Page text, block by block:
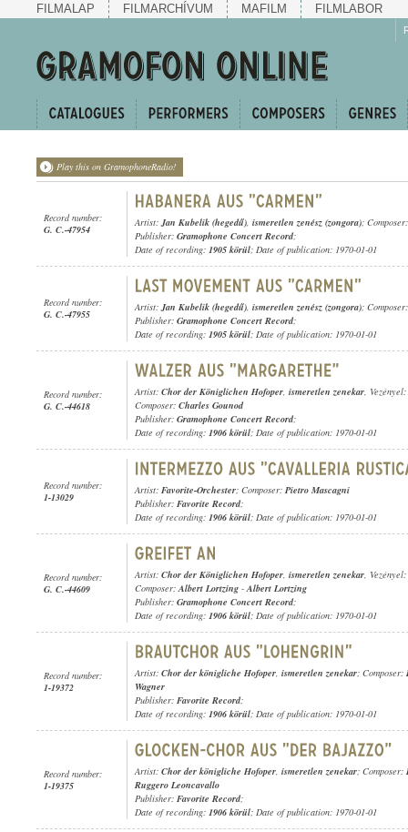
FILMALAP FILMARCHÍVUM MAFILM FILMLABOR
Play this on GramophoneRadio!
Record number:
G. C.-47954
Artist:Jan Kubelik (hegedű), ismeretlen zenész (zongora);
Publisher: Gramophone Concert Record;
Date of recording: 1905 körül; Date of publication: 1970-01-01
Record number:
G. C.-47955
Artist:Jan Kubelik (hegedű), ismeretlen zenész (zongora);
Publisher: Gramophone Concert Record;
Date of recording: 1905 körül; Date of publication: 1970-01-01
Record number:
G. C.-44618
Artist: Chor der Königlichen Hofoper, ismeretlen zenekar, Vezényel:
Composer: Charles Gounod
Publisher: Gramophone Concert Record;
Date of recording: 1906 körül; Date of publication: 1970-01-01
Record number:
1-13029
Artist: Favorite-Orchester; Composer: Pietro Mascagni
Publisher: Favorite Record;
Date of recording: 1906 körül; Date of publication: 1970-01-01
Record number:
G. C.-44609
Artist: Chor der Königlichen Hofoper, ismeretlen zenekar, Vezényel:
Composer:Albert Lortzing -Albert Lortzing
Publisher: Gramophone Concert Record;
Date of recording: 1906 körül; Date of publication: 1970-01-01
Record number:
1-19372
Artist: Chor der königliche Hofoper, ismeretlen zenekar; Composer:
Wagner
Publisher: Favorite Record;
Date of recording: 1906 körül; Date of publication: 1970-01-01
Record number:
1-19375
Artist: Chor der königliche Hofoper, ismeretlen zenekar; Composer:
Ruggero Leoncavallo
Publisher: Favorite Record;
Date of recording: 1906 körül; Date of publication: 1970-01-01